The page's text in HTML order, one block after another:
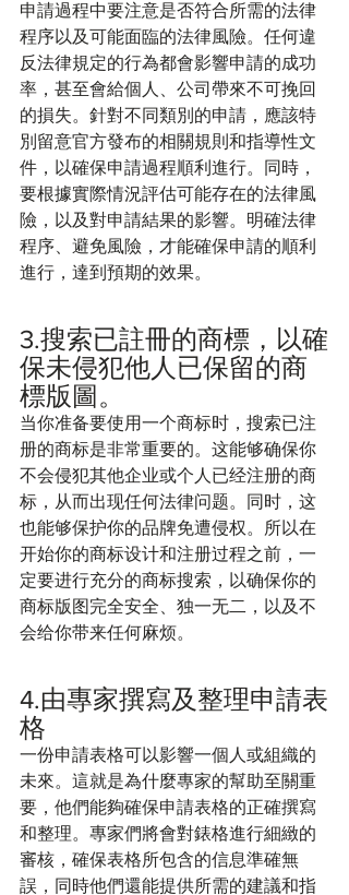
申請過程中要注意是否符合所需的法律
程序以及可能面臨的法律風險。任何違
反法律規定的行為都會影響申請的成功
率，甚至會給個人、公司帶來不可挽回
的損失。針對不同類別的申請，應該特
別留意官方發布的相關規則和指導性文
件，以確保申請過程順利進行。同時，
要根據實際情況評估可能存在的法律風
險，以及對申請結果的影響。明確法律
程序、避免風險，才能確保申請的順利
進行，達到預期的效果。
3.搜索已註冊的商標，以確
保未侵犯他人已保留的商
標版圖。
当你准备要使用一个商标时，搜索已注
册的商标是非常重要的。这能够确保你
不会侵犯其他企业或个人已经注册的商
标，从而出现任何法律问题。同时，这
也能够保护你的品牌免遭侵权。所以在
开始你的商标设计和注册过程之前，一
定要进行充分的商标搜索，以确保你的
商标版图完全安全、独一无二，以及不
会给你带来任何麻烦。
4.由專家撰寫及整理申請表
格
一份申請表格可以影響一個人或組織的
未來。這就是為什麼專家的幫助至關重
要，他們能夠確保申請表格的正確撰寫
和整理。專家們將會對錶格進行細緻的
審核，確保表格所包含的信息準確無
誤，同時他們還能提供所需的建議和指